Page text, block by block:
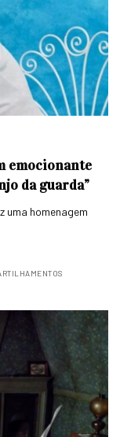
emocionante
da guarda”
uma homenagem